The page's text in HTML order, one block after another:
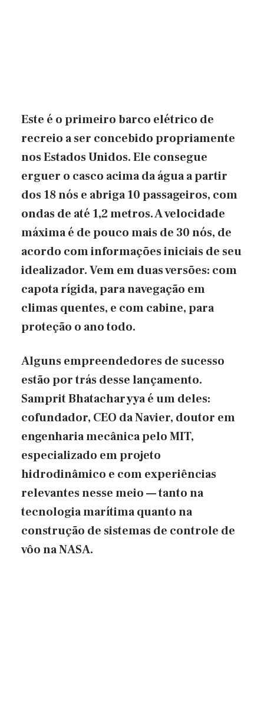
Este é o primeiro barco elétrico de
recreio a ser concebido propriamente
nos Estados Unidos. Ele consegue
erguer o casco acima da água a partir
dos 18 nós e abriga 10 passageiros, com
ondas de até 1,2 metros. A velocidade
máxima é de pouco mais de 30 nós, de
acordo com informações iniciais de seu
idealizador. Vem em duas versões: com
capota rígida, para navegação em
climas quentes, e com cabine, para
proteção o ano todo.
Alguns empreendedores de sucesso
estão por trás desse lançamento.
Samprit Bhatacharyya é um deles:
cofundador, CEO da Navier, doutor em
engenharia mecânica pelo MIT,
especializado em projeto
hidrodinâmico e com experiências
relevantes nesse meio — tanto na
tecnologia marítima quanto na
construção de sistemas de controle de
vôo na NASA.